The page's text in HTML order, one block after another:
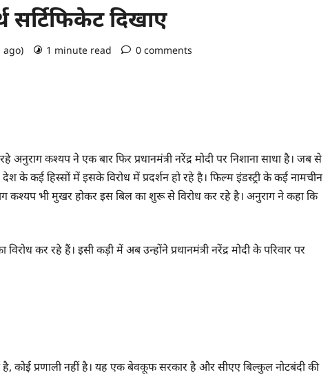
दिखाए
ago) 1 minute read 0 comments
कश्यप ने एक बार फिर प्रधानमंत्री नरेंद्र मोदी पर निशाना साधा है। जब से
के कई हिस्सों में इसके विरोध में प्रदर्शन हो रहे है। फिल्म इंडस्ट्री के कई नामचीन
कश्यप भी मुखर होकर इस बिल का शुरू से विरोध कर रहे है। अनुराग ने कहा कि
कर रहे हैं। इसी कड़ी में अब उन्होंने प्रधानमंत्री नरेंद्र मोदी के परिवार पर
कोई प्रणाली नहीं है। यह एक बेवकूफ सरकार है और सीएए बिल्कुल नोटबंदी की